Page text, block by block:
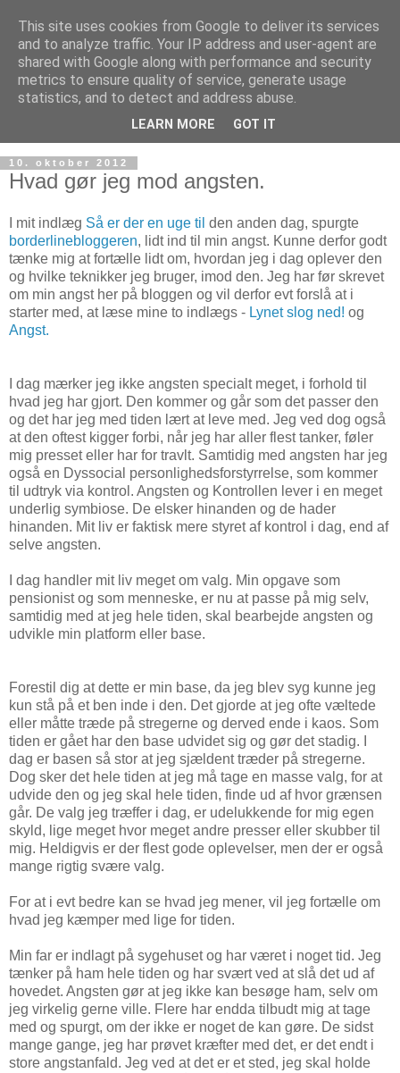
10. oktober 2012
Hvad gør jeg mod angsten.
I mit indlæg Så er der en uge til den anden dag, spurgte
borderlinebloggeren, lidt ind til min angst. Kunne derfor godt
tænke mig at fortælle lidt om, hvordan jeg i dag oplever den
og hvilke teknikker jeg bruger, imod den. Jeg har før skrevet
om min angst her på bloggen og vil derfor evt forslå at i
starter med, at læse mine to indlægs - Lynet slog ned! og
Angst.
I dag mærker jeg ikke angsten specialt meget, i forhold til
hvad jeg har gjort. Den kommer og går som det passer den
og det har jeg med tiden lært at leve med. Jeg ved dog også
at den oftest kigger forbi, når jeg har aller flest tanker, føler
mig presset eller har for travlt. Samtidig med angsten har jeg
også en Dyssocial personlighedsforstyrrelse, som kommer
til udtryk via kontrol. Angsten og Kontrollen lever i en meget
underlig symbiose. De elsker hinanden og de hader
hinanden. Mit liv er faktisk mere styret af kontrol i dag, end af
selve angsten.
I dag handler mit liv meget om valg. Min opgave som
pensionist og som menneske, er nu at passe på mig selv,
samtidig med at jeg hele tiden, skal bearbejde angsten og
udvikle min platform eller base.
Forestil dig at dette er min base, da jeg blev syg kunne jeg
kun stå på et ben inde i den. Det gjorde at jeg ofte væltede
eller måtte træde på stregerne og derved ende i kaos. Som
tiden er gået har den base udvidet sig og gør det stadig. I
dag er basen så stor at jeg sjældent træder på stregerne.
Dog sker det hele tiden at jeg må tage en masse valg, for at
udvide den og jeg skal hele tiden, finde ud af hvor grænsen
går. De valg jeg træffer i dag, er udelukkende for mig egen
skyld, lige meget hvor meget andre presser eller skubber til
mig. Heldigvis er der flest gode oplevelser, men der er også
mange rigtig svære valg.
For at i evt bedre kan se hvad jeg mener, vil jeg fortælle om
hvad jeg kæmper med lige for tiden.
Min far er indlagt på sygehuset og har været i noget tid. Jeg
tænker på ham hele tiden og har svært ved at slå det ud af
hovedet. Angsten gør at jeg ikke kan besøge ham, selv om
jeg virkelig gerne ville. Flere har endda tilbudt mig at tage
med og spurgt, om der ikke er noget de kan gøre. De sidst
mange gange, jeg har prøvet kræfter med det, er det endt i
store angstanfald. Jeg ved at det er et sted, jeg skal holde
This site uses cookies from Google to deliver its services
and to analyze traffic. Your IP address and user-agent are
shared with Google along with performance and security
metrics to ensure quality of service, generate usage
statistics, and to detect and address abuse.
LEARN MORE GOT IT